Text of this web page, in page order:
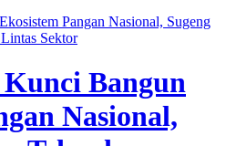
Pangan Nasional, Sugeng
Sektor
Bangun
Nasional,